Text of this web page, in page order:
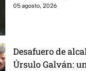
dueño y saquearlo.
05 agosto, 2026
Desafuero de
Úrsulo Galván: